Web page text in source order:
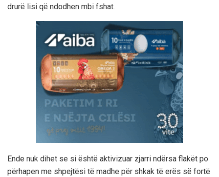
drurë lisi që ndodhen mbi fshat.
Ende nuk dihet se si është aktivizuar zjarri ndërsa flakët po
përhapen me shpejtësi të madhe për shkak të erës së fortë